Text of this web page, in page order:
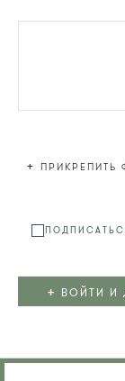
+ ПРИКРЕПИТЬ
+ ВОЙТИ И